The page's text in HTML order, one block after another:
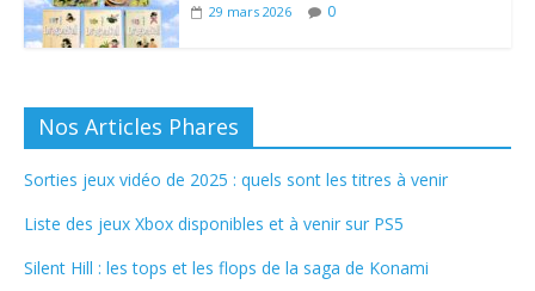
29 mars 2026 0
Nos Articles Phares
Sorties jeux vidéo de 2025 : quels sont les titres à venir
Liste des jeux Xbox disponibles et à venir sur PS5
Silent Hill : les tops et les flops de la saga de Konami